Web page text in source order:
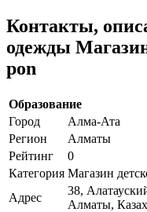
Контакты,
одежды
pon
Образование
Город
Алма-Ата
Регион
Алматы
Рейтинг
0
Категория Магазин
Адрес
38,
Алматы,